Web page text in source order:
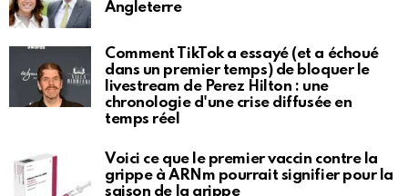
Angleterre
Comment TikTok a essayé (et a échoué
dans un premier temps) de bloquer le
livestream de Perez Hilton : une
chronologie d'une crise diffusée en
temps réel
Voici ce que le premier vaccin contre la
grippe à ARNm pourrait signifier pour la
saison de la grippe